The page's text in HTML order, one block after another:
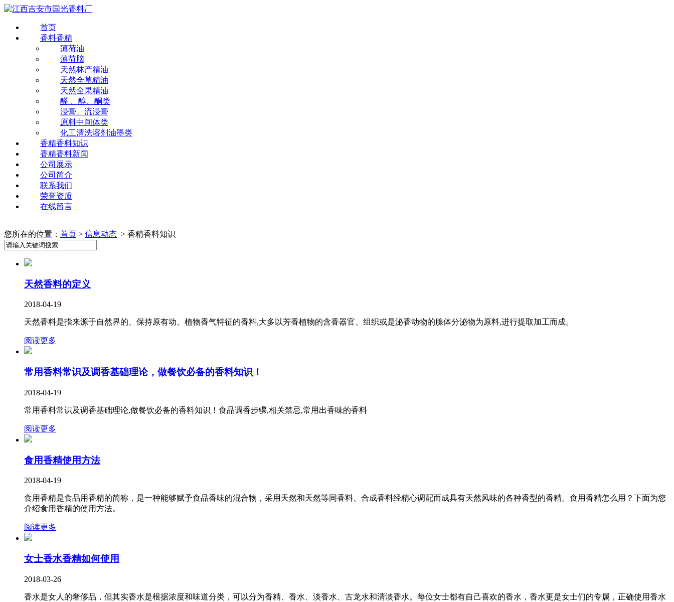
首页
香料香精
薄荷油
薄荷脑
天然林产精油
天然全草精油
天然全果精油
醛 、醇、酮类
浸膏、流浸膏
原料中间体类
化工清洗溶剂油墨类
香精香料知识
香精香料新闻
公司展示
公司简介
联系我们
荣誉资质
在线留言
您所在的位置： 首页 > 信息动态 > 香精香料知识
天然香料的定义
2018-04-19
天然香料是指来源于自然界的、保持原有动、植物香气特征的香料,大多以芳香植物的含香器官、组织或是泌香动物的腺体分泌物为原料,进行提取加工而成。
阅读更多
常用香料常识及调香基础理论，做餐饮必备的香料知识！
2018-04-19
常用香料常识及调香基础理论,做餐饮必备的香料知识！食品调香步骤,相关禁忌,常用出香味的香料
阅读更多
食用香精使用方法
2018-04-19
食用香精是食品用香精的简称，是一种能够赋予食品香味的混合物，采用天然和天然等同香料、合成香料经精心调配而成具有天然风味的各种香型的香精。食用香精怎么用？下面为您
介绍食用香精的使用方法。
阅读更多
女士香水香精如何使用
2018-03-26
香水是女人的奢侈品，但其实香水是根据浓度和味道分类，可以分为香精、香水、淡香水、古龙水和清淡香水。每位女士都有自己喜欢的香水，香水更是女士们的专属，正确使用香水